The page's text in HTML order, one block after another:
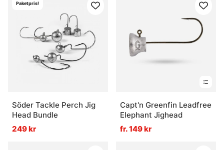
Paketpris!
Söder Tackle Perch Jig
Head Bundle
249 kr
Capt'n Greenfin Leadfree
Elephant Jighead
fr. 149 kr